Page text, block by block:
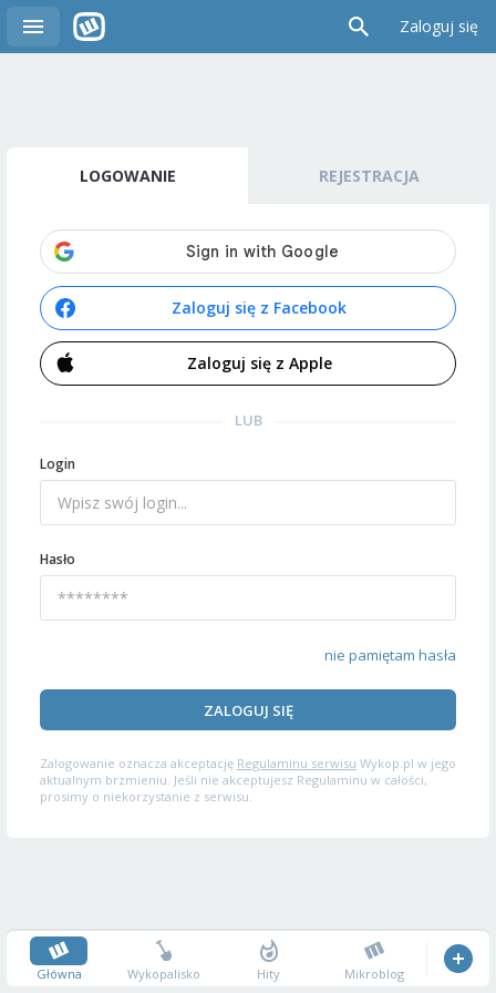
Zaloguj się
LOGOWANIE REJESTRACJA
Zaloguj się z Facebook
Zaloguj się z Apple
LUB
Login
Hasło
nie pamiętam hasła
ZALOGUJ SIĘ
Zalogowanie oznacza akceptację Regulaminu serwisu Wykop.pl w jego
aktualnym brzmieniu. Jeśli nie akceptujesz Regulaminu w całości,
prosimy o niekorzystanie z serwisu.
Główna Wykopalisko Hity Mikroblog